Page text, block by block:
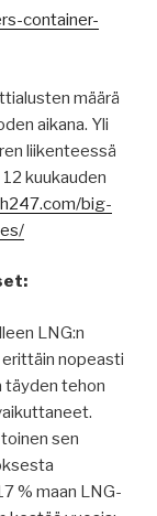
container-
määrä
aikana. Yli
liikenteessä
kuukauden
big-
LNG:n
nopeasti
täyden tehon
sen
% maan LNG-